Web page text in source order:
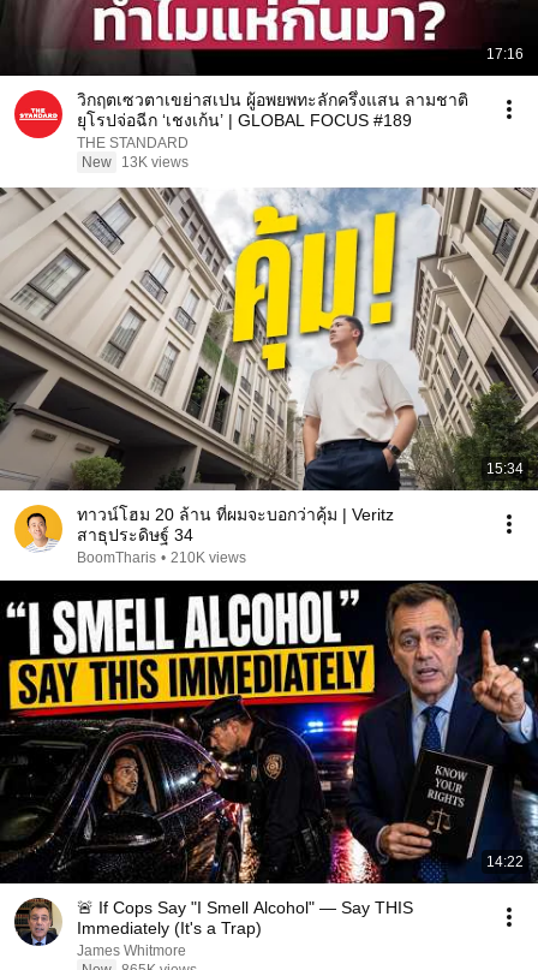
17:16
วิกฤตเซวตาเขย่าสเปน ผู้อพยพทะลักครึ่งแสน ลามชาติ
ยุโรปจ่อฉีก ‘เชงเก้น’ | GLOBAL FOCUS #189
THE STANDARD
New
13K views
15:34
ทาวน์โฮม 20 ล้าน ที่ผมจะบอกว่าคุ้ม | Veritz
สาธุประดิษฐ์ 34
BoomTharis • 210K views
14:22
🚨 If Cops Say "I Smell Alcohol" — Say THIS
Immediately (It's a Trap)
James Whitmore